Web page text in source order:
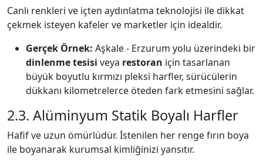
Canlı renkleri ve içten aydınlatma teknolojisi ile dikkat
çekmek isteyen kafeler ve marketler için idealdir.
Gerçek Örnek: Aşkale - Erzurum yolu üzerindeki bir
dinlenme tesisi veya restoran için tasarlanan
büyük boyutlu kırmızı pleksi harfler, sürücülerin
dükkanı kilometrelerce öteden fark etmesini sağlar.
2.3. Alüminyum Statik Boyalı Harfler
Hafif ve uzun ömürlüdür. İstenilen her renge fırın boya
ile boyanarak kurumsal kimliğinizi yansıtır.